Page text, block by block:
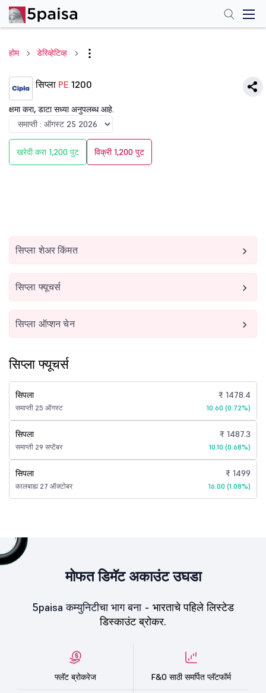
होम डेरिव्हेटिव्ह
सिप्ला PE 1200
क्षमा करा, डाटा सध्या अनुपलब्ध आहे.
खरेदी करा 1,200 पुट विक्री 1,200 पुट
सिप्ला शेअर किंमत
सिप्ला फ्यूचर्स
सिप्ला ऑप्शन चेन
सिप्ला फ्यूचर्स
सिपला
समाप्ती 25 ऑगस्ट
₹ 1478.4
10.60 (0.72%)
सिपला
समाप्ती 29 सप्टेंबर
₹ 1487.3
10.10 (0.68%)
सिपला
कालबाह्य 27 ऑक्टोबर
₹ 1499
16.00 (1.08%)
मोफत डिमॅट अकाउंट उघडा
5paisa कम्युनिटीचा भाग बना - भारताचे पहिले लिस्टेड
डिस्काउंट ब्रोकर.
फ्लॅट ब्रोकरेज F&O साठी समर्पित प्लॅटफॉर्म